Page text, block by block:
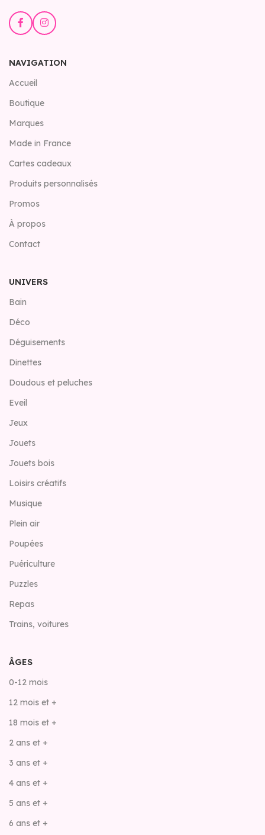
NAVIGATION
Accueil
Boutique
Marques
Made in France
Cartes cadeaux
Produits personnalisés
Promos
À propos
Contact
UNIVERS
Bain
Déco
Déguisements
Dinettes
Doudous et peluches
Eveil
Jeux
Jouets
Jouets bois
Loisirs créatifs
Musique
Plein air
Poupées
Puériculture
Puzzles
Repas
Trains, voitures
ÂGES
0-12 mois
12 mois et +
18 mois et +
2 ans et +
3 ans et +
4 ans et +
5 ans et +
6 ans et +